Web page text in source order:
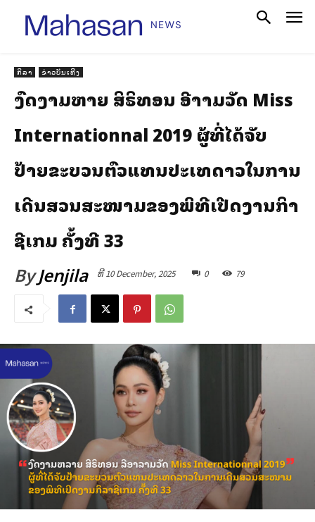
ກິລາ ຂ່າວບັນເທີງ
ງົດງາມຫລາຍ ສິຣິທອນ ລີອາລາມວັດ Miss
Internationnal 2019 ຜູ້ທີ່ໄດ້ຈັບ
ປ້າຍຂະບວນຕົວແທນປະເທດລາວໃນການ
ເດີນສວນສະໜາມຂອງພິທີເປີດງານກິລາ
ຊີເກມ ຄັ້ງທີ 33
ByJenjila ທີ 10 December, 2025 0 79